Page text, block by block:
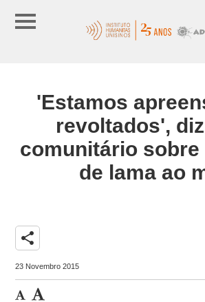
'Estamos
revoltados',
comunitário sobre
de lama ao
share
23 Novembro 2015